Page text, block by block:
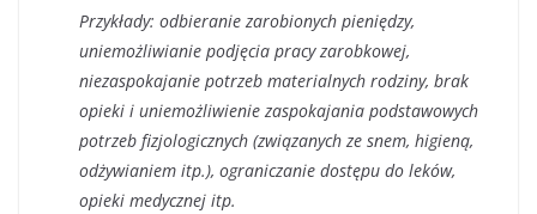
Przykłady: odbieranie zarobionych pieniędzy,
uniemożliwianie podjęcia pracy zarobkowej,
niezaspokajanie potrzeb materialnych rodziny, brak
opieki i uniemożliwienie zaspokajania podstawowych
potrzeb fizjologicznych (związanych ze snem, higieną,
odżywianiem itp.), ograniczanie dostępu do leków,
opieki medycznej itp.